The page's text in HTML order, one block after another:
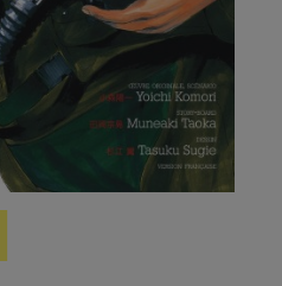
S’inscrire